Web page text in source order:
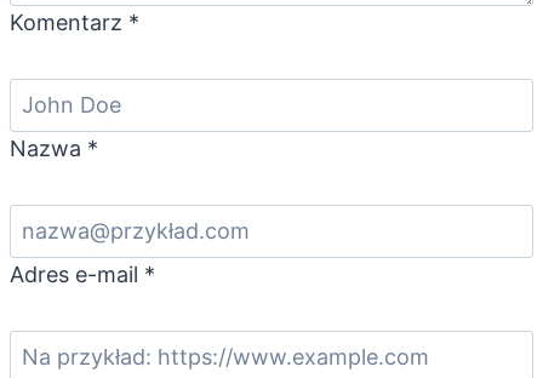
Komentarz *
Nazwa *
Adres e-mail *